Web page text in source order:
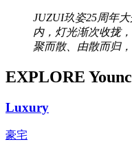
JUZUI玖姿25周年
内，灯光渐次收拢
聚而散、由散而归
EXPLORE
Luxury
豪宅